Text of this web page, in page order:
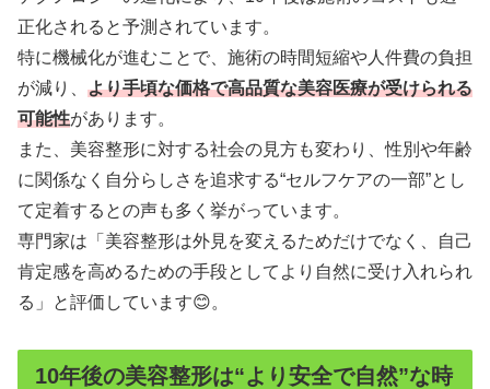
正化されると予測されています。
特に機械化が進むことで、施術の時間短縮や人件費の負担
が減り、 より手頃な価格で高品質な美容医療が受けられる
可能性があります。
また、美容整形に対する社会の見方も変わり、性別や年齢
に関係なく自分らしさを追求する“セルフケアの一部”とし
て定着するとの声も多く挙がっています。
専門家は「美容整形は外見を変えるためだけでなく、自己
肯定感を高めるための手段としてより自然に受け入れられ
る」と評価しています😊。
10年後の美容整形は“より安全で自然”な時